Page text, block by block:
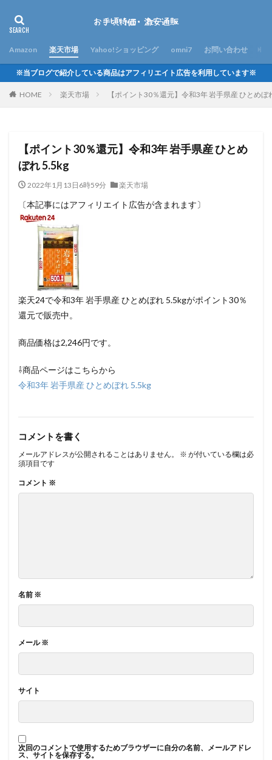
Amazon 楽天市場 Yahoo!ショッピング omni7 お問い合わせ
※当ブログで紹介している商品はアフィリエイト広告を利用しています※
HOME 楽天市場 【ポイント30％還元】令和3年 岩手県産 ひとめぼ
【ポイント30％還元】令和3年 岩手県産 ひとめ
ぼれ 5.5kg
2022年1月13日6時59分 楽天市場
〔本記事にはアフィリエイト広告が含まれます〕
楽天24で令和3年 岩手県産 ひとめぼれ 5.5kgがポイント30％
還元で販売中。
商品価格は2,246円です。
⇩商品ページはこちらから
令和3年 岩手県産 ひとめぼれ 5.5kg
コメントを書く
メールアドレスが公開されることはありません。 ※ が付いている欄は必
須項目です
コメント ※
名前 ※
メール※
サイト
次回のコメントで使用するためブラウザーに自分の名前、メールアドレ
ス、サイトを保存する。